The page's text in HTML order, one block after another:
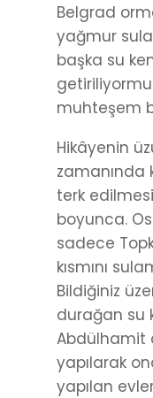
Belgrad
yağmur
başka su
muhteşem
Hikâyenin
zamanında
terk
boyunca.
sadece
kısmını
Bildiğiniz
durağan su
Abdülhamit
yapılarak
yapılan evler